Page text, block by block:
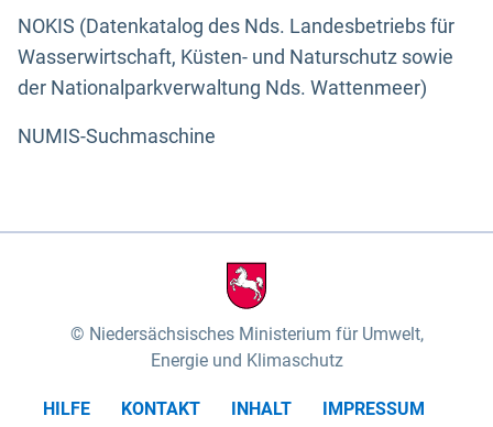
NOKIS (Datenkatalog des Nds. Landesbetriebs für
Wasserwirtschaft, Küsten- und Naturschutz sowie
der Nationalparkverwaltung Nds. Wattenmeer)
NUMIS-Suchmaschine
Niedersächsisches Ministerium für Umwelt,
Energie und Klimaschutz
HILFE KONTAKT INHALT
IMPRESSUM